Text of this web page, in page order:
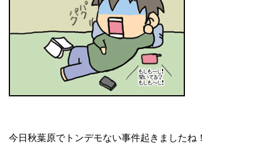
今日秋葉原でトンデモない事件起きましたね！